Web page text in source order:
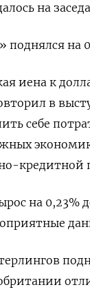
на
поднялся на
иена к
в
себе
кредитной
на 0,23%